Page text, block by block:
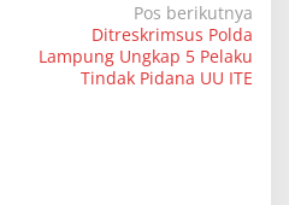
Pos berikutnya
Ditreskrimsus Polda
Lampung Ungkap 5 Pelaku
Tindak Pidana UU ITE